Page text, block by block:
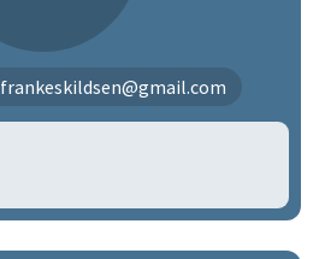
frankeskildsen@gmail.com